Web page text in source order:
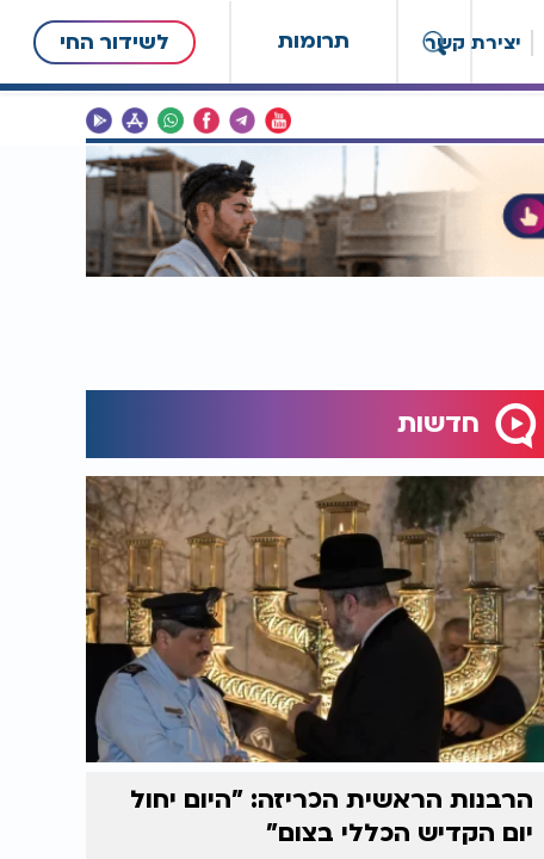
תרומות לשידור החי יצירת קשר
חדשות
הרבנות הראשית הכריזה: "היום יחול
יום הקדיש הכללי בצום"